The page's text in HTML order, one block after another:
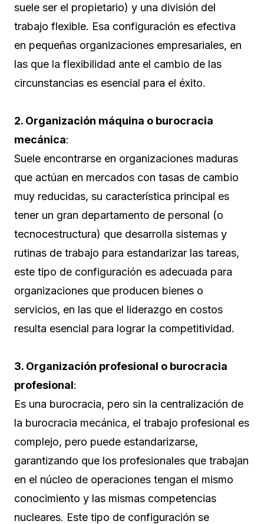
suele ser el propietario) y una división del
trabajo flexible. Esa configuración es efectiva
en pequeñas organizaciones empresariales, en
las que la flexibilidad ante el cambio de las
circunstancias es esencial para el éxito.
2. Organización máquina o burocracia
mecánica:
Suele encontrarse en organizaciones maduras
que actúan en mercados con tasas de cambio
muy reducidas, su característica principal es
tener un gran departamento de personal (o
tecnocestructura) que desarrolla sistemas y
rutinas de trabajo para estandarizar las tareas,
este tipo de configuración es adecuada para
organizaciones que producen bienes o
servicios, en las que el liderazgo en costos
resulta esencial para lograr la competitividad.
3. Organización profesional o burocracia
profesional:
Es una burocracia, pero sin la centralización de
la burocracia mecánica, el trabajo profesional es
complejo, pero puede estandarizarse,
garantizando que los profesionales que trabajan
en el núcleo de operaciones tengan el mismo
conocimiento y las mismas competencias
nucleares. Este tipo de configuración se